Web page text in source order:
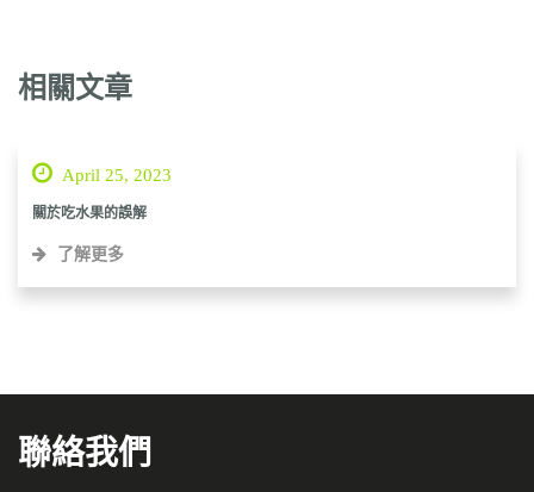
相關文章
April 25, 2023
關於吃水果的誤解
了解更多
聯絡我們